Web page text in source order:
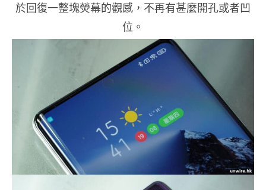
於回復一整塊熒幕的觀感，不再有甚麼開孔或者凹
位。